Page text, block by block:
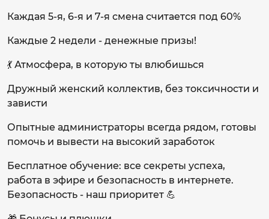
Каждая 5-я, 6-я и 7-я смена считается под 60%
Каждые 2 недели - денежные призы!
💃 Атмосфера, в которую ты влюбишься
Дружный женский коллектив, без токсичности и
зависти
Опытные администраторы всегда рядом, готовы
помочь и вывести на высокий заработок
Бесплатное обучение: все секреты успеха,
работа в эфире и безопасность в интернете.
Безопасность - наш приоритет 💪